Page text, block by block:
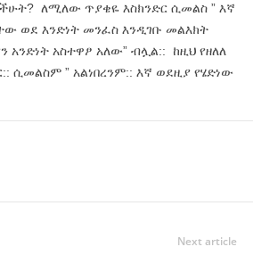
ለሚለው ጥያቄዬ እስክንድር ሲመልስ ” እኛ
ወደ እንድነት መንፈስ እንዲገቡ መልእክት
አንድነት አስተዋፆ አለው” ብሏል:: ከዚህ የዘለለ
ሲመልስም ” አልነበረንም:: እኛ ወደዚያ የሄድነው
Next article